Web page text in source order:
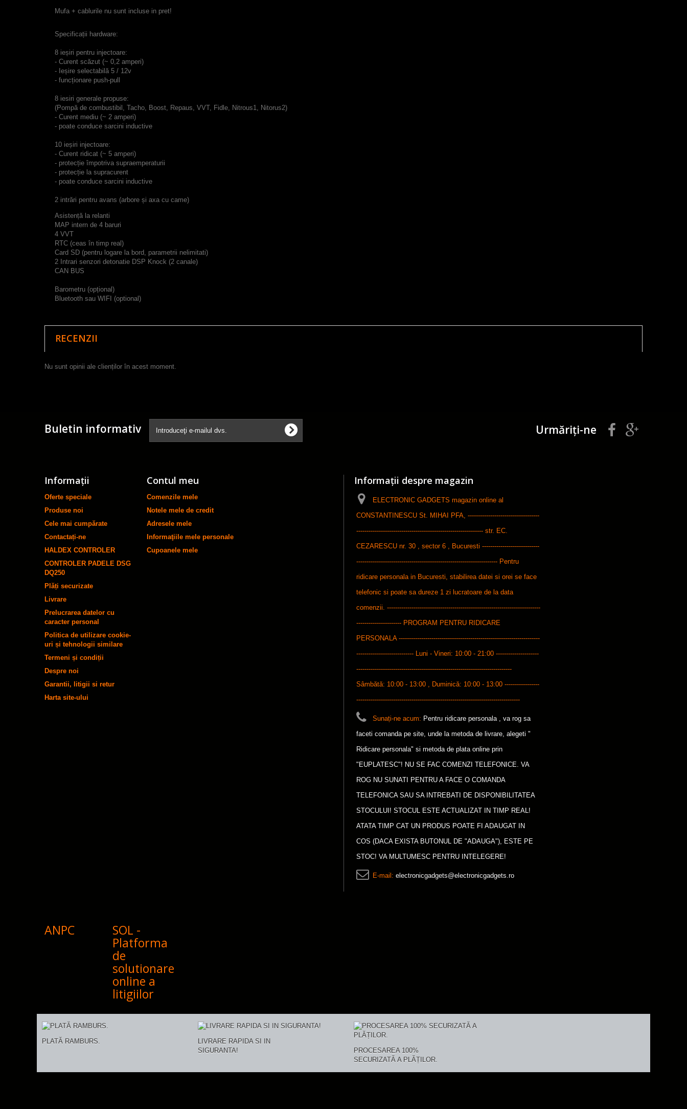
Mufa + cablurile nu sunt incluse in pret!
Specificații hardware:
8 ieșiri pentru injectoare:
- Curent scăzut (~ 0,2 amperi)
- Ieșire selectabilă 5 / 12v
- funcționare push-pull
8 iesiri generale propuse:
(Pompă de combustibil, Tacho, Boost, Repaus, VVT, Fidle, Nitrous1, Nitorus2)
- Curent mediu (~ 2 amperi)
- poate conduce sarcini inductive
10 ieșiri injectoare:
- Curent ridicat (~ 5 amperi)
- protecție împotriva supraemperaturii
- protecție la supracurent
- poate conduce sarcini inductive
2 intrări pentru avans (arbore și axa cu came)
Asistență la relanti
MAP intern de 4 baruri
4 VVT
RTC (ceas în timp real)
Card SD (pentru logare la bord, parametrii nelimitati)
2 Intrari senzori detonatie DSP Knock (2 canale)
CAN BUS
Barometru (opțional)
Bluetooth sau WIFI (optional)
RECENZII
Nu sunt opinii ale clienților în acest moment.
Buletin informativ Urmăriți-ne
Informaţii
Oferte speciale
Produse noi
Cele mai cumpărate
Contactați-ne
HALDEX CONTROLER
CONTROLER PADELE DSG
DQ250
Plăți securizate
Livrare
Prelucrarea datelor cu
caracter personal
Politica de utilizare cookie-
uri și tehnologii similare
Termeni și condiții
Despre noi
Garantii, litigii si retur
Harta site-ului
Contul meu
Comenzile mele
Notele mele de credit
Adresele mele
Informaţiile mele personale
Cupoanele mele
Informații despre magazin
ELECTRONIC GADGETS magazin online al
CONSTANTINESCU St. MIHAI PFA, -----------------------------------
-------------------------------------------------------------- str. EC.
CEZARESCU nr. 30 , sector 6 , Bucuresti ----------------------------
--------------------------------------------------------------------- Pentru
ridicare personala in Bucuresti, stabilirea datei si orei se face
telefonic si poate sa dureze 1 zi lucratoare de la data
comenzii. ---------------------------------------------------------------------------
---------------------- PROGRAM PENTRU RIDICARE
PERSONALA ---------------------------------------------------------------------
---------------------------- Luni - Vineri: 10:00 - 21:00 ---------------------
----------------------------------------------------------------------------
Sâmbătă: 10:00 - 13:00 , Duminică: 10:00 - 13:00 -----------------
--------------------------------------------------------------------------------
Sunați-ne acum: Pentru ridicare personala , va rog sa
faceti comanda pe site, unde la metoda de livrare, alegeti "
Ridicare personala" si metoda de plata online prin
"EUPLATESC"! NU SE FAC COMENZI TELEFONICE. VA
ROG NU SUNATI PENTRU A FACE O COMANDA
TELEFONICA SAU SA INTREBATI DE DISPONIBILITATEA
STOCULUI! STOCUL ESTE ACTUALIZAT IN TIMP REAL!
ATATA TIMP CAT UN PRODUS POATE FI ADAUGAT IN
COS (DACA EXISTA BUTONUL DE "ADAUGA"), ESTE PE
STOC! VA MULTUMESC PENTRU INTELEGERE!
E-mail: electronicgadgets@electronicgadgets.ro
ANPC SOL -
Platforma
de
solutionare
online a
litigiilor
PLATĂ RAMBURS.
LIVRARE RAPIDA SI IN
SIGURANTA!
PROCESAREA 100%
SECURIZATĂ A PLĂȚILOR.